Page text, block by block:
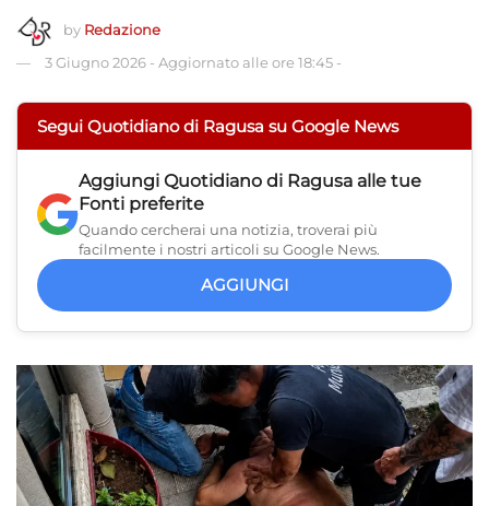
by Redazione
3 Giugno 2026 - Aggiornato alle ore 18:45 -
Segui Quotidiano di Ragusa su Google News
Aggiungi Quotidiano di Ragusa alle tue
Fonti preferite
Quando cercherai una notizia, troverai più
facilmente i nostri articoli su Google News.
AGGIUNGI